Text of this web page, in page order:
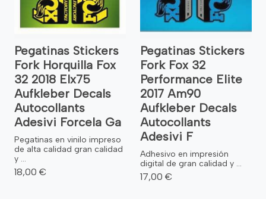
Pegatinas Stickers
Fork Horquilla Fox
32 2018 Elx75
Aufkleber Decals
Autocollants
Adesivi Forcela Ga
Pegatinas en vinilo impreso
de alta calidad gran calidad
y ...
18,00 €
Pegatinas Stickers
Fork Fox 32
Performance Elite
2017 Am90
Aufkleber Decals
Autocollants
Adesivi F
Adhesivo en impresión
digital de gran calidad y ...
17,00 €